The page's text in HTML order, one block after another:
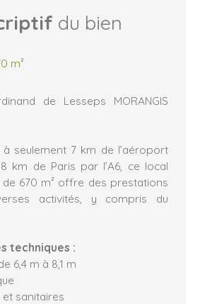
du bien
m²
de Lesseps MORANGIS
à seulement 7 km de l’aéroport
km de Paris par l’A6, ce local
de 670 m² offre des prestations
activités, y compris du
techniques :
6,4 m à 8,1 m
et sanitaires